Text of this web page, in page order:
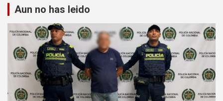
Aun no has leido